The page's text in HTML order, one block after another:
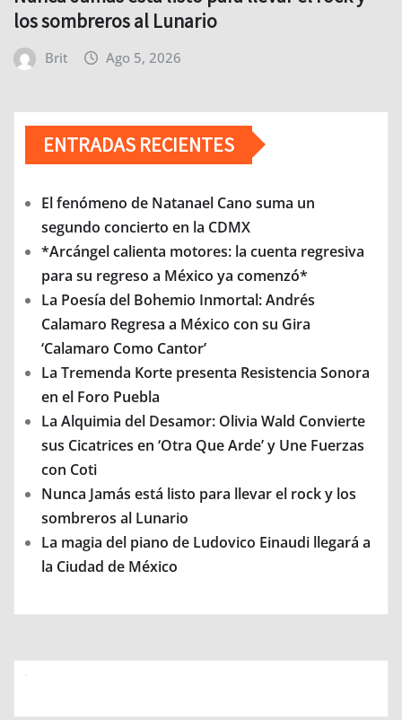
los sombreros al Lunario
Brit Ago 5, 2026
ENTRADAS RECIENTES
El fenómeno de Natanael Cano suma un
segundo concierto en la CDMX
*Arcángel calienta motores: la cuenta regresiva
para su regreso a México ya comenzó*
La Poesía del Bohemio Inmortal: Andrés
Calamaro Regresa a México con su Gira
‘Calamaro Como Cantor’
La Tremenda Korte presenta Resistencia Sonora
en el Foro Puebla
La Alquimia del Desamor: Olivia Wald Convierte
sus Cicatrices en ‘Otra Que Arde’ y Une Fuerzas
con Coti
Nunca Jamás está listo para llevar el rock y los
sombreros al Lunario
La magia del piano de Ludovico Einaudi llegará a
la Ciudad de México